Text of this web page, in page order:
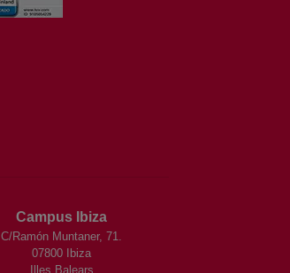
Campus Ibiza
C/Ramón Muntaner, 71.
07800 Ibiza
Illes Balears